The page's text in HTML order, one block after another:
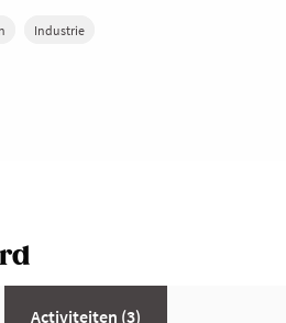
Industrie
Activiteiten (3)